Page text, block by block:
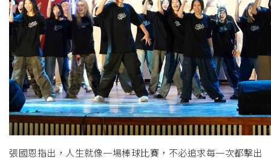
張國恩指出，人生就像一場棒球比賽，不必追求每一次都擊出